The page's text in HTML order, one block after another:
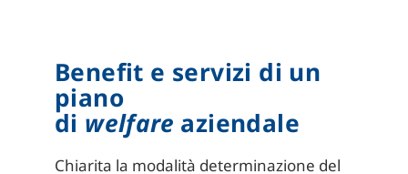
Benefit e servizi di un
piano
di welfare aziendale
Chiarita la modalità determinazione del